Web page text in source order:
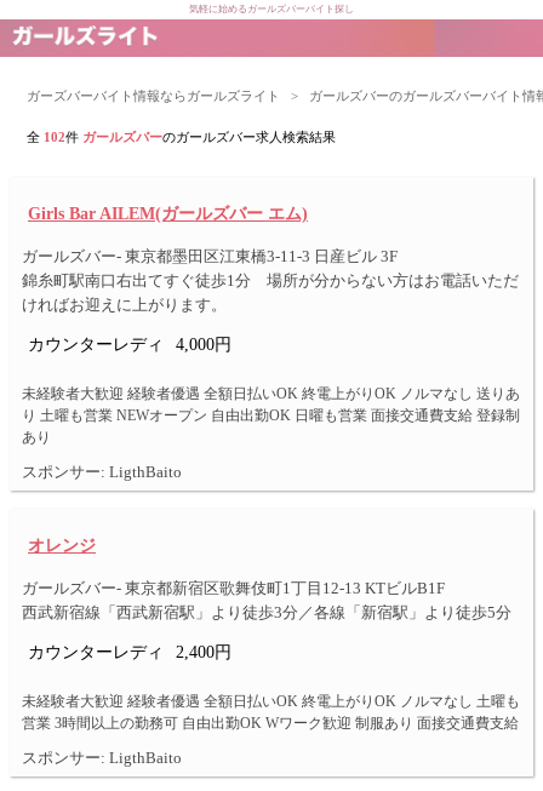
気軽に始めるガールズバーバイト探し
ガーズバーバイト情報ならガールズライト > ガールズバーのガールズバーバイト情
全 102件 ガールズバーのガールズバー求人検索結果
Girls Bar AILEM(ガールズバー エム)
ガールズバー- 東京都墨田区江東橋3-11-3 日産ビル 3F
錦糸町駅南口右出てすぐ徒歩1分 場所が分からない方はお電話いただ
ければお迎えに上がります。
カウンターレディ 4,000円
未経験者大歓迎 経験者優遇 全額日払いOK 終電上がりOK ノルマなし 送りあ
り 土曜も営業 NEWオープン 自由出勤OK 日曜も営業 面接交通費支給 登録制
あり
スポンサー: LigthBaito
オレンジ
ガールズバー- 東京都新宿区歌舞伎町1丁目12-13 KTビルB1F
西武新宿線「西武新宿駅」より徒歩3分／各線「新宿駅」より徒歩5分
カウンターレディ 2,400円
未経験者大歓迎 経験者優遇 全額日払いOK 終電上がりOK ノルマなし 土曜も
営業 3時間以上の勤務可 自由出勤OK Wワーク歓迎 制服あり 面接交通費支給
スポンサー: LigthBaito